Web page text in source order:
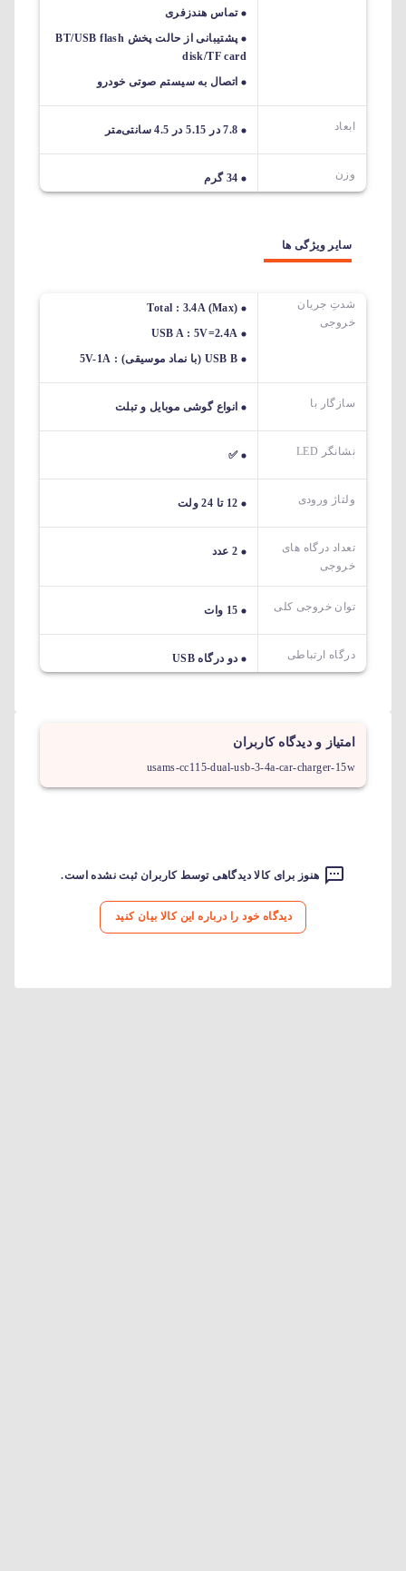
تماس هندزفری
پشتیبانی از حالت پخش BT/USB flash
disk/TF card
اتصال به سیستم صوتی خودرو
ابعاد 7.8 در 5.15 در 4.5 سانتی‌متر
وزن 34 گرم
سایر ویژگی ها
شدتِ جریان
خروجی
Total : 3.4A (Max)
USB A : 5V=2.4A
USB B (با نماد موسیقی) : 5V-1A
سازگار با انواع گوشی موبایل و تبلت
نشانگر LED ✅
ولتاژ ورودی 12 تا 24 ولت
تعداد درگاه های
خروجی
2 عدد
توان خروجی کلی 15 وات
درگاه ارتباطی دو درگاه USB
امتیاز و دیدگاه کاربران
usams-cc115-dual-usb-3-4a-car-charger-15w
هنوز برای کالا دیدگاهی توسط کاربران ثبت نشده است.
دیدگاه خود را درباره این کالا بیان کنید